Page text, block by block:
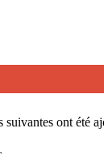
suivantes ont été